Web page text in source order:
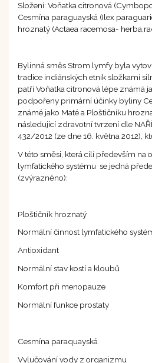
Složení: Voňatka citronová
Cesmína paraguayská (Ilex
hroznatý (Actaea racemosa-
Bylinná směs Strom lymfy byla
tradice indiánských etnik složkami
patří Voňatka citronová lépe známá
podpořeny primární účinky byliny
známé jako Maté a Ploštičníku
následující zdravotní tvrzení dle
432/2012 (ze dne 16. května 2012),
V této směsi, která cílí především na
lymfatického systému se jedná
(zvýrazněno):
Ploštičník hroznatý
Normální činnost lymfatického
Antioxidant
Normální stav kostí a kloubů
Komfort při menopauze
Normální funkce prostaty
Cesmína paraquayská
Vylučování vody z organizmu